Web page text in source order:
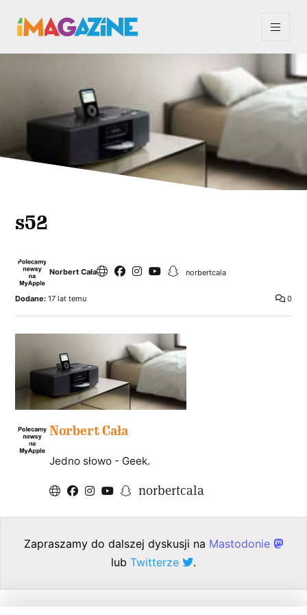
s52
Norbert Cała norbertcala
0
Dodane: 17 lat temu
Norbert Cała
Jedno słowo - Geek.
norbertcala
Zapraszamy do dalszej dyskusji na Mastodonie
lub Twitterze .